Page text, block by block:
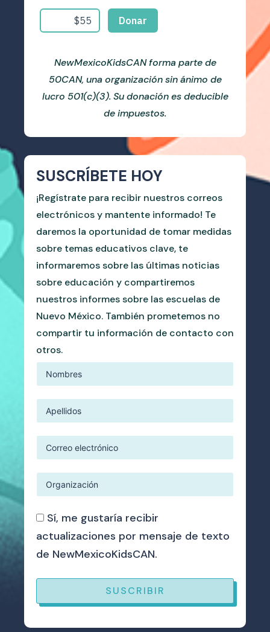
NewMexicoKidsCAN forma parte de
50CAN, una organización sin ánimo de
lucro 501(c)(3). Su donación es deducible
de impuestos.
SUSCRÍBETE HOY
¡Regístrate para recibir nuestros correos
electrónicos y mantente informado! Te
daremos la oportunidad de tomar medidas
sobre temas educativos clave, te
informaremos sobre las últimas noticias
sobre educación y compartiremos
nuestros informes sobre las escuelas de
Nuevo México. También prometemos no
compartir tu información de contacto con
otros.
Sí, me gustaría recibir
actualizaciones por mensaje de texto
de NewMexicoKidsCAN.
SUSCRIBIR